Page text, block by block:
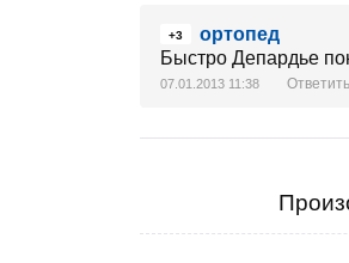
+3
ортопед
Быстро Депардье
07.01.2013 11:38 Ответить